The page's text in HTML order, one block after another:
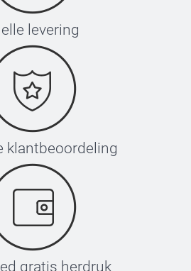
levering
klantbeoordeling
gratis herdruk